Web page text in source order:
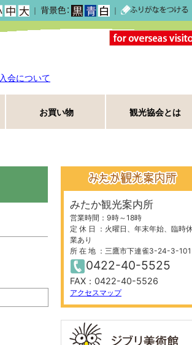
｜ ｜
入会について
お買い物 観光協会とは
みたか観光案内所
営業時間：9時～18時
定 休 日 ：火曜日、年末年始、臨時
業あり
所 在 地 ：三鷹市下連雀3-24-3-101
0422-40-5525
FAX：0422-40-5526
アクセスマップ